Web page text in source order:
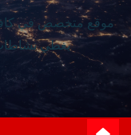
موقع متخصص في كافة
يغطي نشاطات